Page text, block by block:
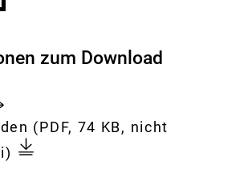
zum Download
Markersubstanzen
für
(PDF, 74 KB, nicht